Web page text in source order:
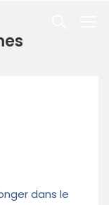
dans le